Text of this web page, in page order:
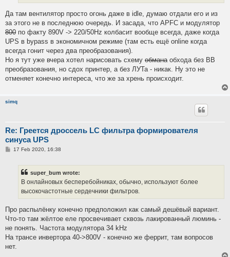
Да там вентилятор просто огонь даже в idle, думаю отдали его и из
за этого не в последнюю очередь. И засада, что APFC и модулятор
800 по факту 890V -> 220/50Hz колбасит вообще всегда, даже когда
UPS в bypass в экономичном режиме (там есть ещё online когда
всегда гонит через два преобразования).
Но я тут уже вчера хотел нарисовать схему обмана обхода без ВВ
преобразования, но сдох принтер, а без ЛУТа - никак. Ну это не
отменяет конечно интереса, что же за хрень происходит.
simq
Re: Греется дроссель LC фильтра формирователя
синуса UPS
P17 Feb 2020, 16:38
super_bum wrote:
В онлайновых бесперебойниках, обычно, используют более
высокочастотные сердечники фильтров.
Про распылёнку конечно предположил как самый дешёвый вариант.
Что-то там жёлтое еле просвечивает сквозь лакированный люминь -
не понять. Частота модулятора 34 kHz
На трансе инвертора 40->800V - конечно же феррит, там вопросов
нет.